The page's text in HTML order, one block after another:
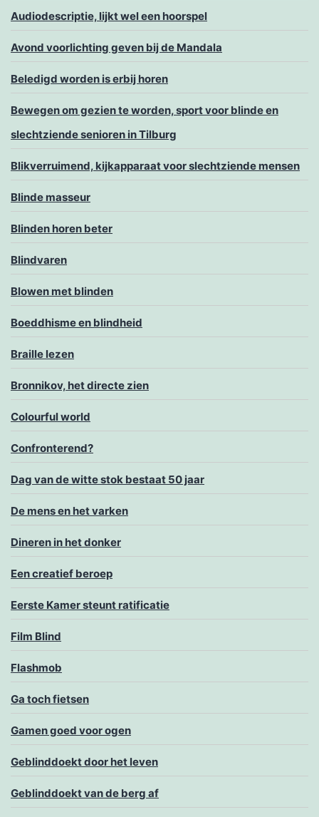
Audiodescriptie, lijkt wel een hoorspel
Avond voorlichting geven bij de Mandala
Beledigd worden is erbij horen
Bewegen om gezien te worden, sport voor blinde en
slechtziende senioren in Tilburg
Blikverruimend, kijkapparaat voor slechtziende mensen
Blinde masseur
Blinden horen beter
Blindvaren
Blowen met blinden
Boeddhisme en blindheid
Braille lezen
Bronnikov, het directe zien
Colourful world
Confronterend?
Dag van de witte stok bestaat 50 jaar
De mens en het varken
Dineren in het donker
Een creatief beroep
Eerste Kamer steunt ratificatie
Film Blind
Flashmob
Ga toch fietsen
Gamen goed voor ogen
Geblinddoekt door het leven
Geblinddoekt van de berg af